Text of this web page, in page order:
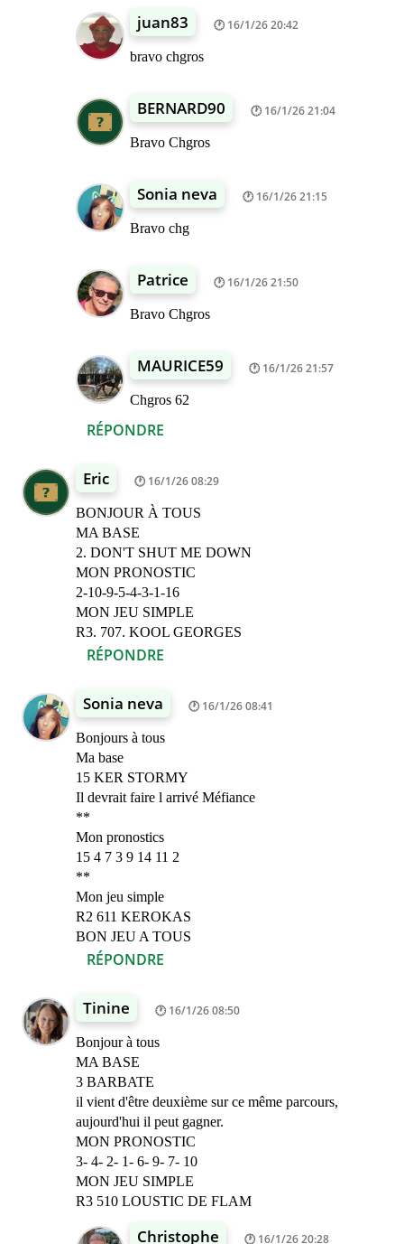
RÉPONDRE
juan83 16/1/26 20:42
bravo chgros
BERNARD90 16/1/26 21:04
Bravo Chgros
Sonia neva 16/1/26 21:15
Bravo chg
Patrice 16/1/26 21:50
Bravo Chgros
MAURICE59 16/1/26 21:57
Chgros 62
Eric 16/1/26 08:29
BONJOUR À TOUS
MA BASE
2. DON'T SHUT ME DOWN
MON PRONOSTIC
2-10-9-5-4-3-1-16
MON JEU SIMPLE
R3. 707. KOOL GEORGES
RÉPONDRE
Sonia neva 16/1/26 08:41
Bonjours à tous
Ma base
15 KER STORMY
Il devrait faire l arrivé Méfiance
**
Mon pronostics
15 4 7 3 9 14 11 2
**
Mon jeu simple
R2 611 KEROKAS
BON JEU A TOUS
RÉPONDRE
Tinine 16/1/26 08:50
Bonjour à tous
MA BASE
3 BARBATE
il vient d'être deuxième sur ce même parcours,
aujourd'hui il peut gagner.
MON PRONOSTIC
3- 4- 2- 1- 6- 9- 7- 10
MON JEU SIMPLE
R3 510 LOUSTIC DE FLAM
Christophe 16/1/26 20:28